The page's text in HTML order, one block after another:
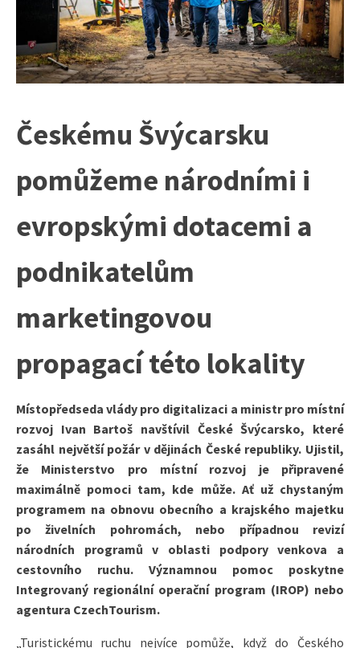
Českému Švýcarsku
pomůžeme národními i
evropskými dotacemi a
podnikatelům
marketingovou
propagací této lokality
Místopředseda vlády pro digitalizaci a ministr pro místní
rozvoj Ivan Bartoš navštívil České Švýcarsko, které
zasáhl největší požár v dějinách České republiky. Ujistil,
že Ministerstvo pro místní rozvoj je připravené
maximálně pomoci tam, kde může. Ať už chystaným
programem na obnovu obecního a krajského majetku
po živelních pohromách, nebo případnou revizí
národních programů v oblasti podpory venkova a
cestovního ruchu. Významnou pomoc poskytne
Integrovaný regionální operační program (IROP) nebo
agentura CzechTourism.
„Turistickému ruchu nejvíce pomůže, když do Českého